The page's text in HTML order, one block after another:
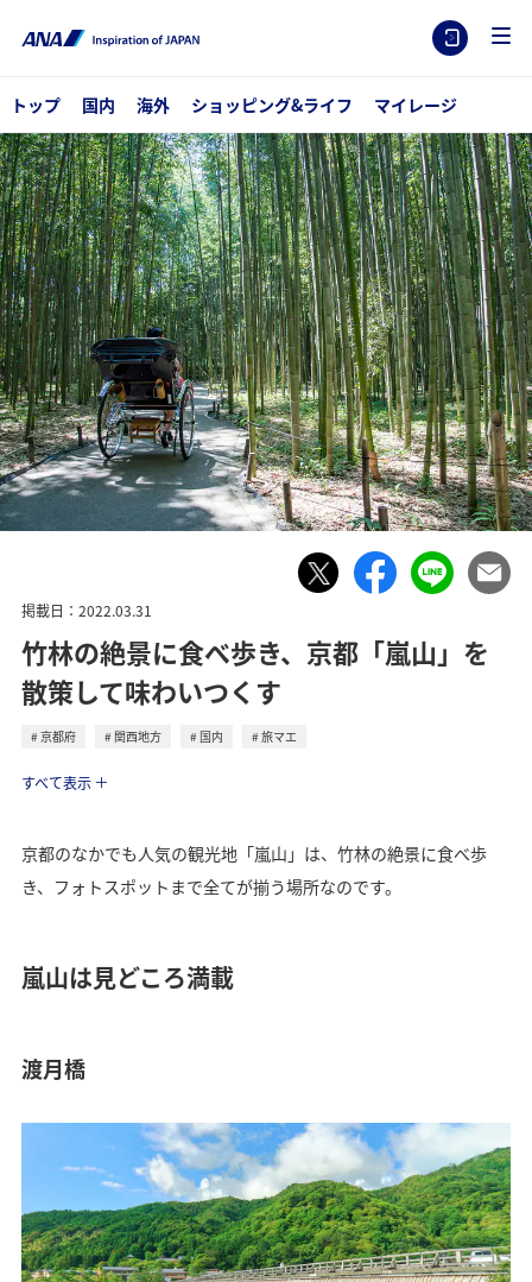
トップ 国内 海外 ショッピング&ライフ マイレージ
掲載日：2022.03.31
竹林の絶景に食べ歩き、京都「嵐山」を
散策して味わいつくす
京都府 関西地方 国内
旅マエ
すべて表示
京都のなかでも人気の観光地「嵐山」は、竹林の絶景に食べ歩
き、フォトスポットまで全てが揃う場所なのです。
嵐山は見どころ満載
渡月橋